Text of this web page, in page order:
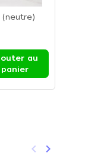
au
panier
Précédent
keyboard_arrow_left Suivant
keyboard_arrow_right